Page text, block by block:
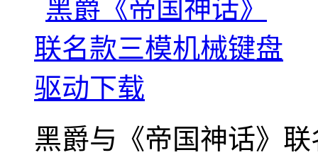
黑爵与《帝国神话》